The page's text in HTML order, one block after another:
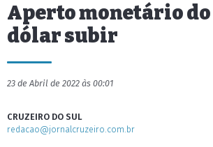
Aperto monetário do
dólar subir
23 de Abril de 2022 às 00:01
CRUZEIRO DO SUL
redacao@jornalcruzeiro.com.br